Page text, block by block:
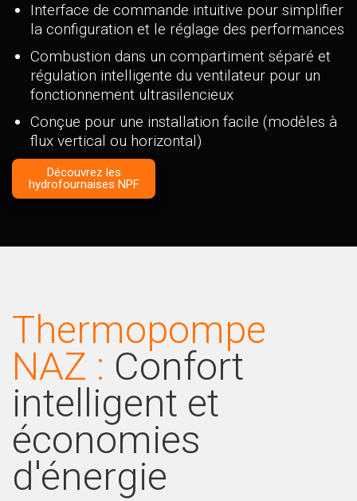
Interface de commande intuitive pour simplifier
la configuration et le réglage des performances
Combustion dans un compartiment séparé et
régulation intelligente du ventilateur pour un
fonctionnement ultrasilencieux
Conçue pour une installation facile (modèles à
flux vertical ou horizontal)
Découvrez les
hydrofournaises NPF
Thermopompe
NAZ : Confort
intelligent et
économies
d'énergie